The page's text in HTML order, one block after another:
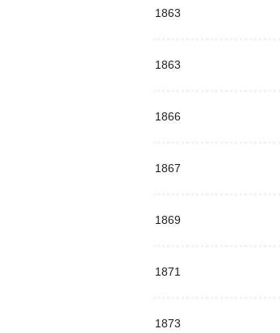
1863
1863
1866
1867
1869
1871
1873